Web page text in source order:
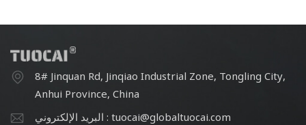
8# Jinquan Rd, Jinqiao Industrial Zone, Tongling City,
Anhui Province, China
البريد الإلكتروني : tuocai@globaltuocai.com